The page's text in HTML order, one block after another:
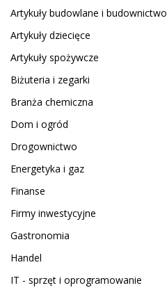
Artykuły budowlane i budownictwo
Artykuły dziecięce
Artykuły spożywcze
Biżuteria i zegarki
Branża chemiczna
Dom i ogród
Drogownictwo
Energetyka i gaz
Finanse
Firmy inwestycyjne
Gastronomia
Handel
IT - sprzęt i oprogramowanie